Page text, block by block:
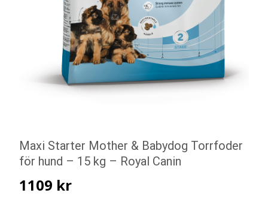
Maxi Starter Mother & Babydog Torrfoder
för hund – 15 kg – Royal Canin
1109 kr